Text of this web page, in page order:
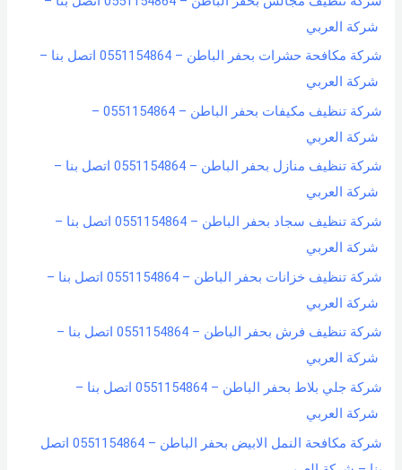
شركة العربي
شركة مكافحة حشرات بحفر الباطن – 0551154864 اتصل بنا –
شركة العربي
شركة تنظيف مكيفات بحفر الباطن – 0551154864 –
شركة العربي
شركة تنظيف منازل بحفر الباطن – 0551154864 اتصل بنا –
شركة العربي
شركة تنظيف سجاد بحفر الباطن – 0551154864 اتصل بنا –
شركة العربي
شركة تنظيف خزانات بحفر الباطن – 0551154864 اتصل بنا –
شركة العربي
شركة تنظيف فرش بحفر الباطن – 0551154864 اتصل بنا –
شركة العربي
شركة جلي بلاط بحفر الباطن – 0551154864 اتصل بنا –
شركة العربي
شركة مكافحة النمل الابيض بحفر الباطن – 0551154864 اتصل